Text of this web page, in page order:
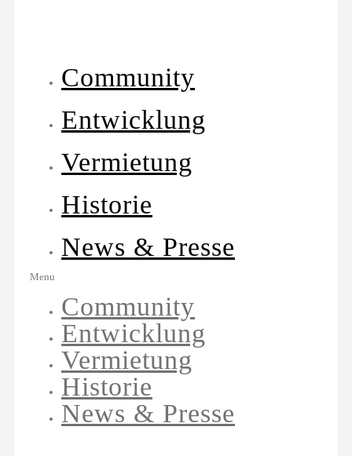
Community
Entwicklung
Vermietung
Historie
News & Presse
Menu
Community
Entwicklung
Vermietung
Historie
News & Presse